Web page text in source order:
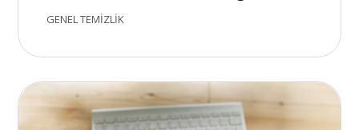
Temizlik ile Gerçek Farkı
GENEL TEMIZLIK